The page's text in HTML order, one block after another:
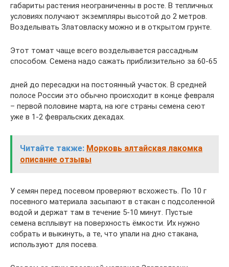
габариты растения неограниченны в росте. В тепличных
условиях получают экземпляры высотой до 2 метров.
Возделывать Златовласку можно и в открытом грунте.
Этот томат чаще всего возделывается рассадным
способом. Семена надо сажать приблизительно за 60-65
дней до пересадки на постоянный участок. В средней
полосе России это обычно происходит в конце февраля
– первой половине марта, на юге страны семена сеют
уже в 1-2 февральских декадах.
Читайте также: Морковь алтайская лакомка
описание отзывы
У семян перед посевом проверяют всхожесть. По 10 г
посевного материала засыпают в стакан с подсоленной
водой и держат там в течение 5-10 минут. Пустые
семена всплывут на поверхность ёмкости. Их нужно
собрать и выкинуть, а те, что упали на дно стакана,
используют для посева.